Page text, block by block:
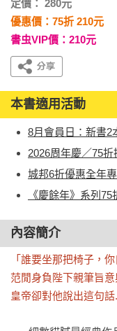
定價： 280元
優惠價：75折 210元
書虫VIP價：210元
本書適用活動
8月會員日：新書2
2026周年慶／75折
城邦6折優惠全年
《慶餘年》系列75
內容簡介
「誰要坐那把椅子，
范閒身負陛下親筆旨
皇帝卻對他說出這句話